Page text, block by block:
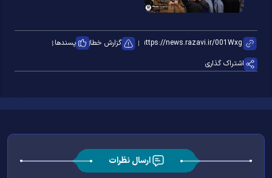
گزارش خطا
پسندها:
اشتراک گذاری
ارسال نظرات